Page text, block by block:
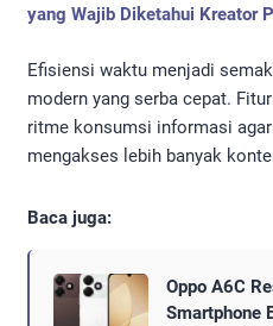
yang Wajib Diketahui Kreator
Efisiensi waktu menjadi
modern yang serba cepat.
ritme konsumsi informasi
mengakses lebih banyak
Baca juga:
Oppo A6C
Smartphone